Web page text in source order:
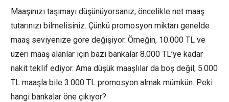
Maaşınızı taşımayı düşünüyorsanız, öncelikle net maaş
tutarınızı bilmelisiniz. Çünkü promosyon miktarı genelde
maaş seviyenize göre değişiyor. Örneğin, 10.000 TL ve
üzeri maaş alanlar için bazı bankalar 8.000 TL’ye kadar
nakit teklif ediyor. Ama düşük maaşlılar da boş değil; 5.000
TL maaşla bile 3.000 TL promosyon almak mümkün. Peki
hangi bankalar öne çıkıyor?